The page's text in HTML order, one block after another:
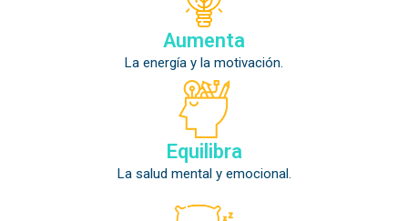
Aumenta
La energía y la motivación.
Equilibra
La salud mental y emocional.